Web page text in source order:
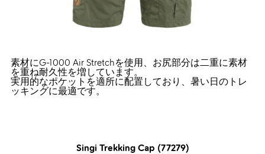
素材にG-1000 Air Stretchを使用、お尻部分は二重に素材
を重ね耐久性を増しています。
実用的なポケットを適所に配置しており、暑い日のトレ
ッキングに最適です。
Singi Trekking Cap (77279)